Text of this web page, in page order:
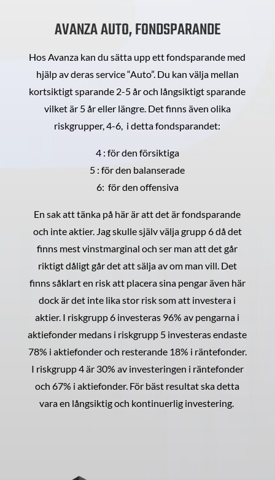
AVANZA AUTO, FONDSPARANDE
Hos Avanza kan du sätta upp ett fondsparande med
hjälp av deras service “Auto”. Du kan välja mellan
kortsiktigt sparande 2-5 år och långsiktigt sparande
vilket är 5 år eller längre. Det finns även olika
riskgrupper, 4-6, i detta fondsparandet:
4 : för den försiktiga
5 : för den balanserade
6: för den offensiva
En sak att tänka på här är att det är fondsparande
och inte aktier. Jag skulle själv välja grupp 6 då det
finns mest vinstmarginal och ser man att det går
riktigt dåligt går det att sälja av om man vill. Det
finns såklart en risk att placera sina pengar även här
dock är det inte lika stor risk som att investera i
aktier. I riskgrupp 6 investeras 96% av pengarna i
aktiefonder medans i riskgrupp 5 investeras endaste
78% i aktiefonder och resterande 18% i räntefonder.
I riskgrupp 4 är 30% av investeringen i räntefonder
och 67% i aktiefonder. För bäst resultat ska detta
vara en långsiktig och kontinuerlig investering.